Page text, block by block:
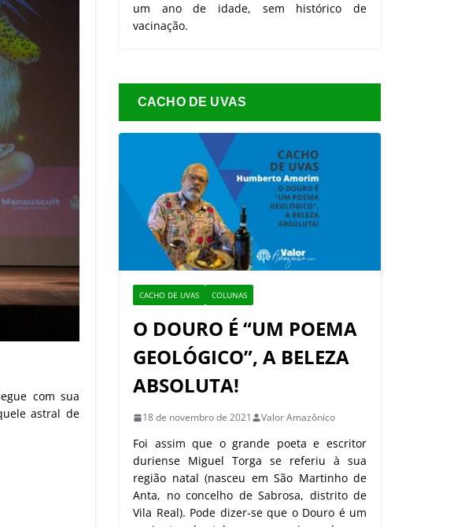
com sua
astral de
um ano de idade, sem histórico de
vacinação.
CACHO DE UVAS
CACHO DE UVAS COLUNAS
O DOURO É “UM POEMA
GEOLÓGICO”, A BELEZA
ABSOLUTA!
18 de novembro de 2021 Valor Amazônico
Foi assim que o grande poeta e escritor
duriense Miguel Torga se referiu à sua
região natal (nasceu em São Martinho de
Anta, no concelho de Sabrosa, distrito de
Vila Real). Pode dizer-se que o Douro é um